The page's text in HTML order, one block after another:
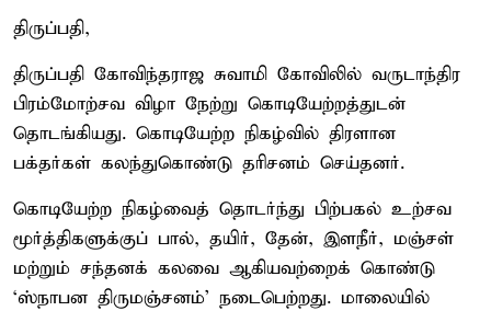
திருப்பதி,
திருப்பதி கோவிந்தராஜ சுவாமி கோவிலில் வருடாந்திர
பிரம்மோற்சவ விழா நேற்று கொடியேற்றத்துடன்
தொடங்கியது. கொடியேற்ற நிகழ்வில் திரளான
பக்தர்கள் கலந்துகொண்டு தரிசனம் செய்தனர்.
கொடியேற்ற நிகழ்வைத் தொடர்ந்து பிற்பகல் உற்சவ
மூர்த்திகளுக்குப் பால், தயிர், தேன், இளநீர், மஞ்சள்
மற்றும் சந்தனக் கலவை ஆகியவற்றைக் கொண்டு
‘ஸ்நாபன திருமஞ்சனம்’ நடைபெற்றது. மாலையில்